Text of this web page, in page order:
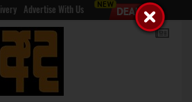
Advertise With Us